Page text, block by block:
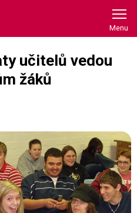
učitelů vedou
žáků